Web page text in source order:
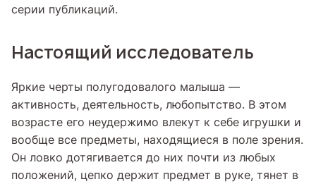
серии публикаций.
Настоящий исследователь
Яркие черты полугодовалого малыша —
активность, деятельность, любопытство. В этом
возрасте его неудержимо влекут к себе игрушки и
вообще все предметы, находящиеся в поле зрения.
Он ловко дотягивается до них почти из любых
положений, цепко держит предмет в руке, тянет в